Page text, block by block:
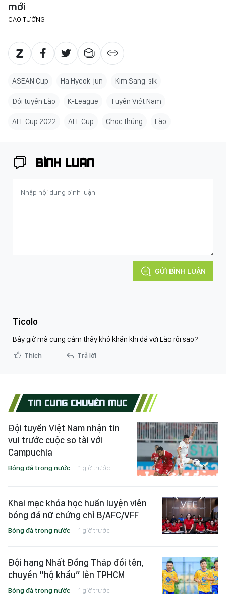
mới
CAO TƯỜNG
ASEAN Cup Ha Hyeok-jun Kim Sang-sik
Đội tuyển Lào K-League Tuyển Việt Nam
AFF Cup 2022 AFF Cup Chọc thủng Lào
BÌNH LUẬN
GỬI BÌNH LUẬN
Ticolo
Bây giờ mà cũng cảm thấy khó khăn khi đá với Lào rồi sao?
Thích Trả lời
TIN CÙNG CHUYÊN MỤC
Đội tuyển Việt Nam nhận tin
vui trước cuộc so tài với
Campuchia
Bóng đá trong nước 1 giờ trước
Khai mạc khóa học huấn luyện viên
bóng đá nữ chứng chỉ B/AFC/VFF
Bóng đá trong nước 1 giờ trước
Đội hạng Nhất Đồng Tháp đổi tên,
chuyển “hộ khẩu” lên TPHCM
Bóng đá trong nước 1 giờ trước